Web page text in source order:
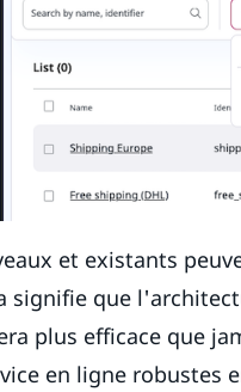
et existants
signifie que
plus efficace que
en ligne robustes